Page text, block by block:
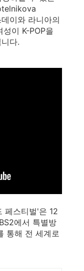
이와 라니아의
이 K-POP을
다.
페스티벌'은 12
에서 특별방
통해 전 세계로